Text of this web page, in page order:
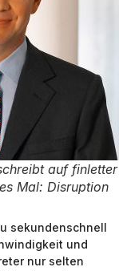
auf finletter
Mal: Disruption
sekundenschnell
und
nur selten